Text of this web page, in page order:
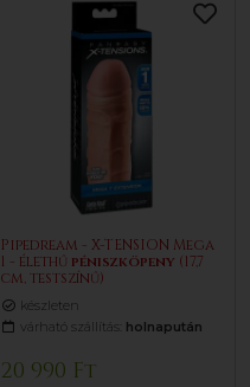
Pipedream - X-TENSION Mega
1 - élethű péniszköpeny (17,7
cm, testszínű)
készleten
várható szállítás: holnapután
20 990 Ft